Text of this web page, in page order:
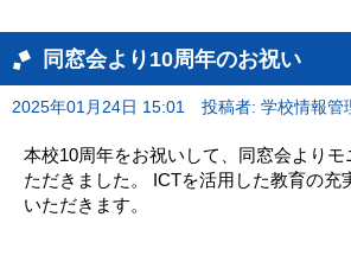
同窓会より10周年のお祝い
2025年01月24日 15:01 投稿者: 学校情報管
本校10周年をお祝いして、同窓会より
ただきました。 ICTを活用した教育の充
いただきます。